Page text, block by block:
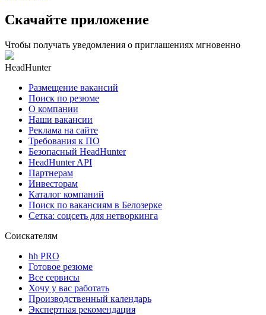
Скачайте приложение
Чтобы получать уведомления о приглашениях мгновенно
HeadHunter
Размещение вакансий
Поиск по резюме
О компании
Наши вакансии
Реклама на сайте
Требования к ПО
Безопасный HeadHunter
HeadHunter API
Партнерам
Инвесторам
Каталог компаний
Поиск по вакансиям в Белозерке
Сетка: соцсеть для нетворкинга
Соискателям
hh PRO
Готовое резюме
Все сервисы
Хочу у вас работать
Производственный календарь
Экспертная рекомендация